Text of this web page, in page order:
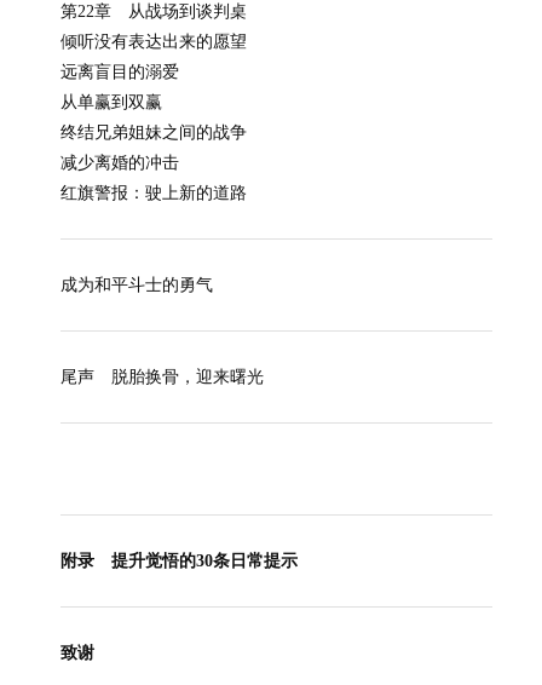
第22章 从战场到谈判桌
倾听没有表达出来的愿望
远离盲目的溺爱
从单赢到双赢
终结兄弟姐妹之间的战争
减少离婚的冲击
红旗警报：驶上新的道路
成为和平斗士的勇气
尾声 脱胎换骨，迎来曙光
附录 提升觉悟的30条日常提示
致谢